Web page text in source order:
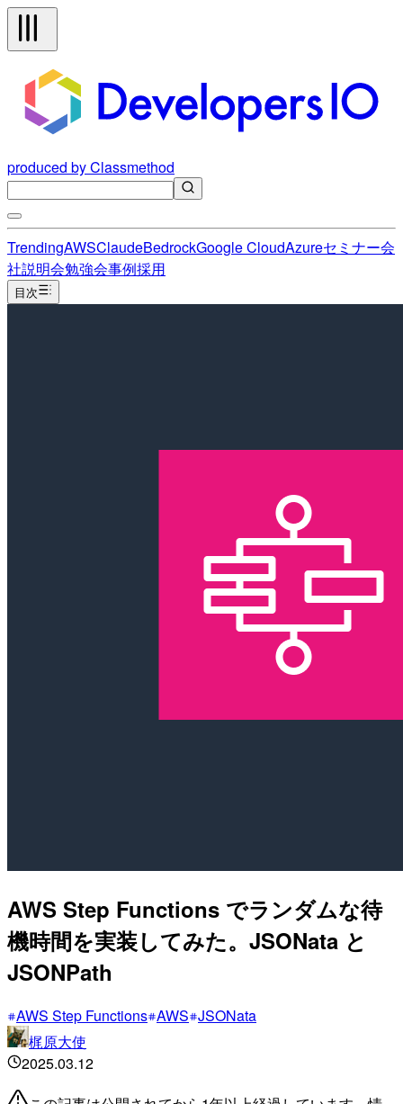
produced by Classmethod
TrendingAWSClaudeBedrockGoogle CloudAzureセミナー会
社説明会勉強会事例採用
目次
AWS Step Functions でランダムな待
機時間を実装してみた。JSONata と
JSONPath
AWS Step Functions AWS JSONata
梶原大使
2025.03.12